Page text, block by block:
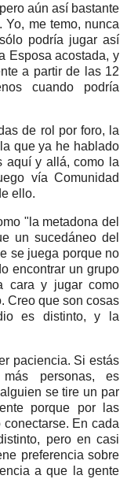
aún así bastante
me temo, nunca
podría jugar así
Esposa acostada, y
a partir de las 12
cuando podría
de rol por foro, la
que ya he hablado
aquí y allá, como la
vía Comunidad
ello.
"la metadona del
un sucedáneo del
se juega porque no
encontrar un grupo
cara y jugar como
Creo que son cosas
es distinto, y la
paciencia. Si estás
personas, es
se tire un par
porque por las
En cada
pero en casi
preferencia sobre
a que la gente